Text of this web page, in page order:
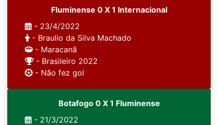
Fluminense 0 X 1 Internacional
- 23/4/2022
- Braulio da Silva Machado
- Maracanã
- Brasileiro 2022
- Não fez gol
Botafogo 0 X 1 Fluminense
- 21/3/2022